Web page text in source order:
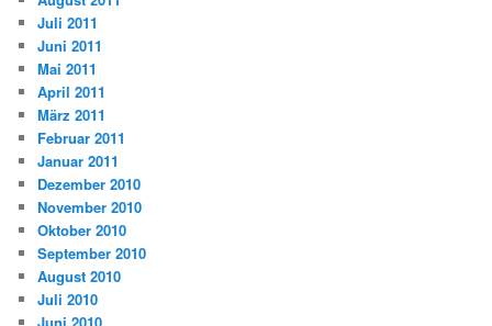
Juli 2011
Juni 2011
Mai 2011
April 2011
März 2011
Februar 2011
Januar 2011
Dezember 2010
November 2010
Oktober 2010
September 2010
August 2010
Juli 2010